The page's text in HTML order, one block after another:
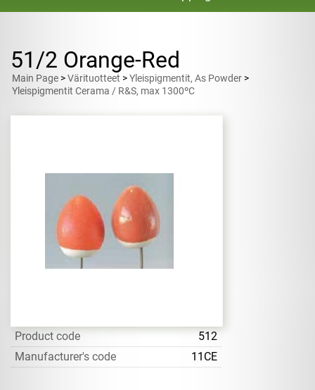
51/2 Orange-Red
Main Page >Värituotteet >Yleispigmentit, As Powder >
Yleispigmentit Cerama / R&S, max 1300ºC
Product code
512
Manufacturer's code
11CE